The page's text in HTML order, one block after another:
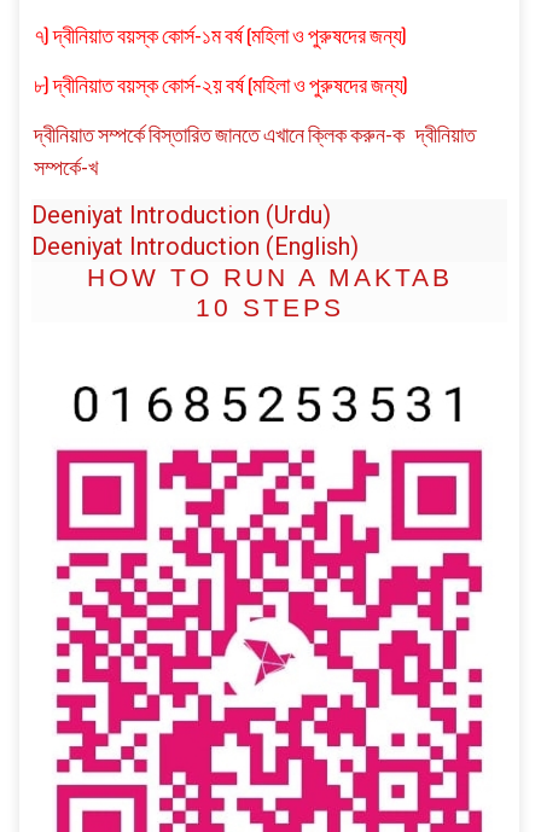
৭)দ্বীনিয়াত বয়স্ক কোর্স-১ম বর্ষ (মহিলা ও পুরুষদের জন্য)
৮)দ্বীনিয়াত বয়স্ক কোর্স-২য় বর্ষ (মহিলা ও পুরুষদের জন্য)
দ্বীনিয়াত সম্পর্কেবিস্তারিত জানতে এখানে ক্লিক করুন-ক দ্বীনিয়াত
সম্পর্কে-খ
Deeniyat Introduction (Urdu)
Deeniyat Introduction (English)
HOW TO RUN A MAKTAB
10 STEPS